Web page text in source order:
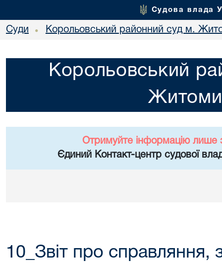
Судова влада
Суди • Корольовський районний суд м.
Корольовський
Отримуйте інформацію лише
Єдиний Контакт-центр судової
10_Звіт про справляння,